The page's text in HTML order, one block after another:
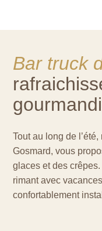
Bar truck
Tout au long de
Gosmard, vous
glaces et des
rimant avec
confortablement